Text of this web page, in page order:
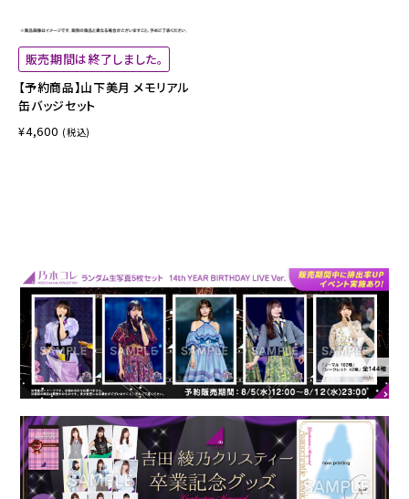
販売期間は終了しました。
【予約商品】山下美月 メモリアル
缶バッジセット
¥4,600 (税込)